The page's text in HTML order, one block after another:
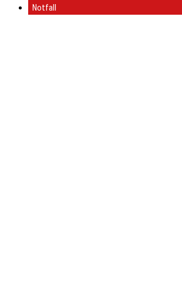
Notfall